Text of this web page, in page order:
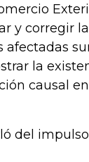
y corregir
afectadas
la
causal
del